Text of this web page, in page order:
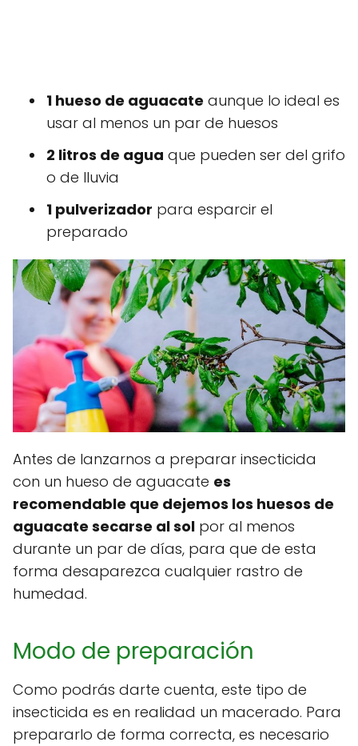
1 hueso de aguacate aunque lo ideal es
usar al menos un par de huesos
2 litros de agua que pueden ser del grifo
o de lluvia
1 pulverizador para esparcir el
preparado
Antes de lanzarnos a preparar insecticida
con un hueso de aguacate es
recomendable que dejemos los huesos de
aguacate secarse al sol por al menos
durante un par de días, para que de esta
forma desaparezca cualquier rastro de
humedad.
Modo de preparación
Como podrás darte cuenta, este tipo de
insecticida es en realidad un macerado. Para
prepararlo de forma correcta, es necesario